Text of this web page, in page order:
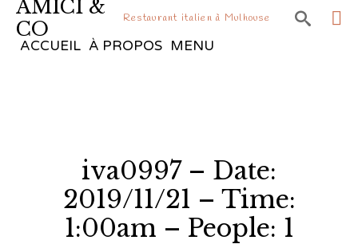
AMICI &
CO
Restaurant italien à Mulhouse 
ACCUEIL À PROPOS MENU
iva0997 – Date:
2019/11/21 – Time:
1:00am – People: 1